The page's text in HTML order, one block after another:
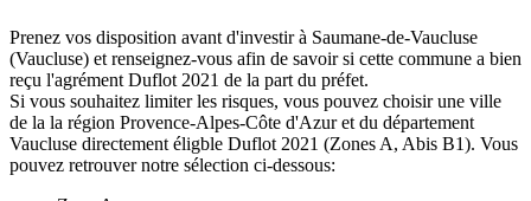
Prenez vos disposition avant d'investir à Saumane-de-Vaucluse
(Vaucluse) et renseignez-vous afin de savoir si cette commune a bien
reçu l'agrément Duflot 2021 de la part du préfet.
Si vous souhaitez limiter les risques, vous pouvez choisir une ville
de la la région Provence-Alpes-Côte d'Azur et du département
Vaucluse directement éligble Duflot 2021 (Zones A, Abis B1). Vous
pouvez retrouver notre sélection ci-dessous: